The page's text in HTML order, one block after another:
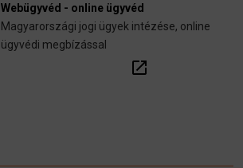
Webügyvéd - online ügyvéd
Magyarországi jogi ügyek intézése, online
ügyvédi megbízással
open_in_new